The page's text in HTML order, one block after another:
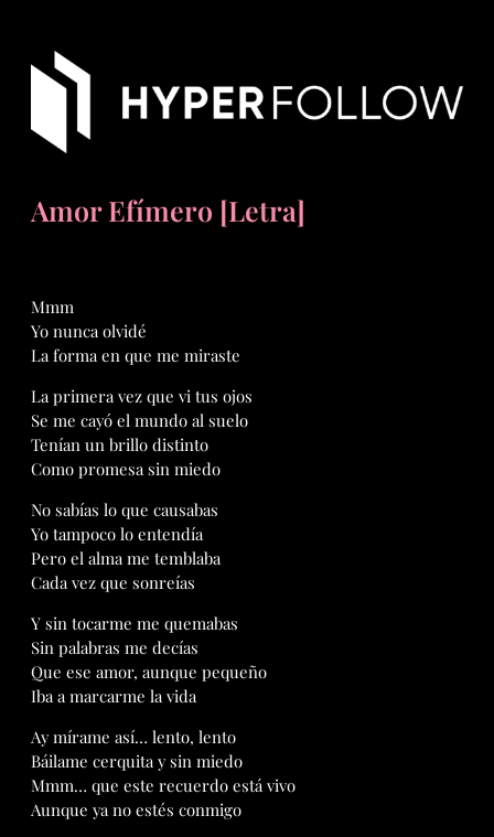
Amor Efímero [Letra]
Mmm
Yo nunca olvidé
La forma en que me miraste
La primera vez que vi tus ojos
Se me cayó el mundo al suelo
Tenían un brillo distinto
Como promesa sin miedo
No sabías lo que causabas
Yo tampoco lo entendía
Pero el alma me temblaba
Cada vez que sonreías
Y sin tocarme me quemabas
Sin palabras me decías
Que ese amor, aunque pequeño
Iba a marcarme la vida
Ay mírame así… lento, lento
Báilame cerquita y sin miedo
Mmm… que este recuerdo está vivo
Aunque ya no estés conmigo